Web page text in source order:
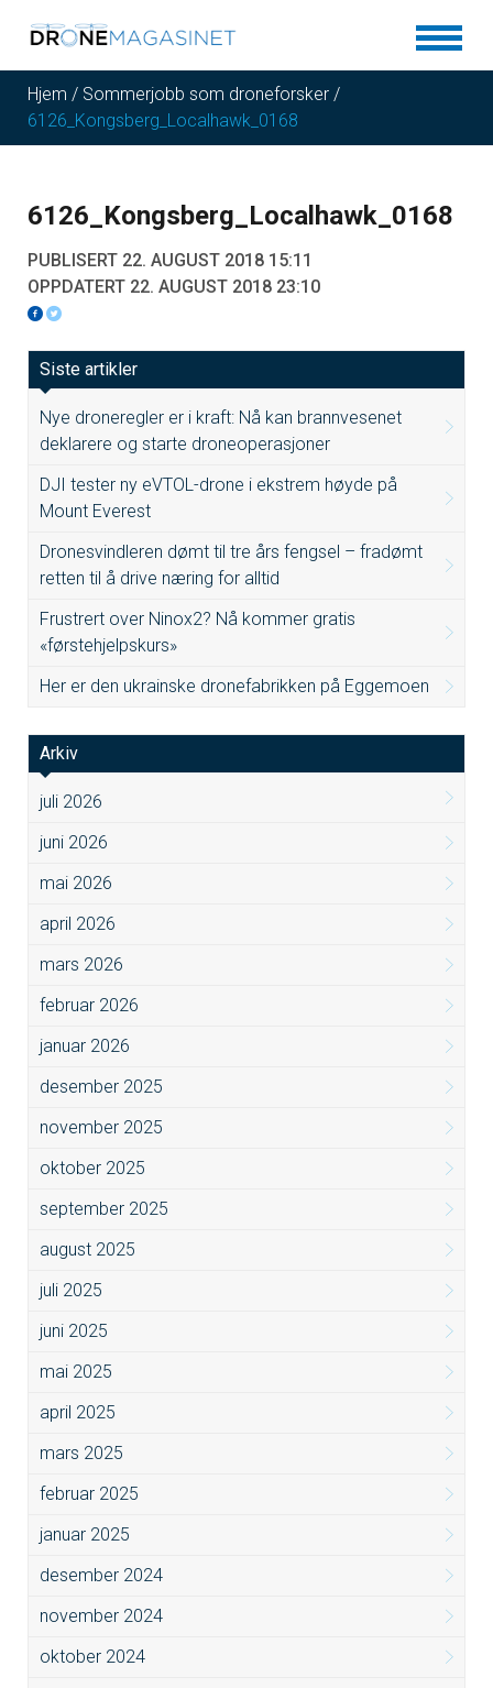
Hjem / Sommerjobb som droneforsker /
6126_Kongsberg_Localhawk_0168
6126_Kongsberg_Localhawk_0168
PUBLISERT 22. AUGUST 2018 15:11
OPPDATERT 22. AUGUST 2018 23:10
Siste artikler
Nye droneregler er i kraft: Nå kan brannvesenet
deklarere og starte droneoperasjoner
DJI tester ny eVTOL-drone i ekstrem høyde på
Mount Everest
Dronesvindleren dømt til tre års fengsel – fradømt
retten til å drive næring for alltid
Frustrert over Ninox2? Nå kommer gratis
«førstehjelpskurs»
Her er den ukrainske dronefabrikken på Eggemoen
Arkiv
juli 2026
juni 2026
mai 2026
april 2026
mars 2026
februar 2026
januar 2026
desember 2025
november 2025
oktober 2025
september 2025
august 2025
juli 2025
juni 2025
mai 2025
april 2025
mars 2025
februar 2025
januar 2025
desember 2024
november 2024
oktober 2024